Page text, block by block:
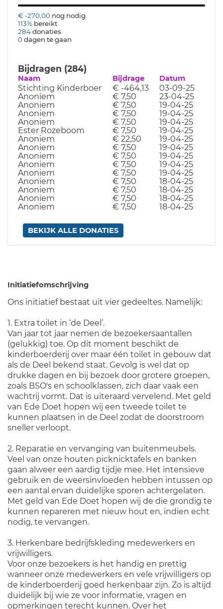
€ -270,00 nog nodig
113% bereikt
284donaties
0dagen te gaan
Bijdragen (284)
Naam Bijdrage Datum
Stichting Kinderboer € -464,13
03-09-25
Anoniem
€ 7,50
23-04-25
Anoniem
€ 7,50
19-04-25
Anoniem
€ 7,50
19-04-25
Anoniem
€ 7,50
19-04-25
Ester Rozeboom
€ 7,50
19-04-25
Anoniem
€ 22,50
19-04-25
Anoniem
€ 7,50
19-04-25
Anoniem
€ 7,50
19-04-25
Anoniem
€ 7,50
19-04-25
Anoniem
€ 7,50
19-04-25
Anoniem
€ 7,50
18-04-25
Anoniem
€ 7,50
18-04-25
Anoniem
€ 7,50
18-04-25
Anoniem
€ 7,50 18-04-25
BEKIJK ALLE DONATIES
Initiatiefomschrijving
Ons initiatief bestaat uit vier gedeeltes. Namelijk:
1. Extra toilet in ‘de Deel’.
Van jaar tot jaar nemen de bezoekersaantallen
(gelukkig) toe. Op dit moment beschikt de
kinderboerderij over maar één toilet in gebouw dat
als de Deel bekend staat. Gevolg is wel dat op
drukke dagen en bij bezoek door grotere groepen,
zoals BSO's en schoolklassen, zich daar vaak een
wachtrij vormt. Dat is uiteraard vervelend. Met geld
van Ede Doet hopen wij een tweede toilet te
kunnen plaatsen in de Deel zodat de doorstroom
sneller verloopt.
2. Reparatie en vervanging van buitenmeubels.
Veel van onze houten picknicktafels en banken
gaan alweer een aardig tijdje mee. Het intensieve
gebruik en de weersinvloeden hebben intussen op
een aantal ervan duidelijke sporen achtergelaten.
Met geld van Ede Doet hopen wij de die grondig te
kunnen repareren met nieuw hout en, indien echt
nodig, te vervangen.
3. Herkenbare bedrijfskleding medewerkers en
vrijwilligers.
Voor onze bezoekers is het handig en prettig
wanneer onze medewerkers en vele vrijwilligers op
de kinderboerderij goed herkenbaar zijn. Zo is altijd
duidelijk bij wie ze voor informatie, vragen en
opmerkingen terecht kunnen. Over het